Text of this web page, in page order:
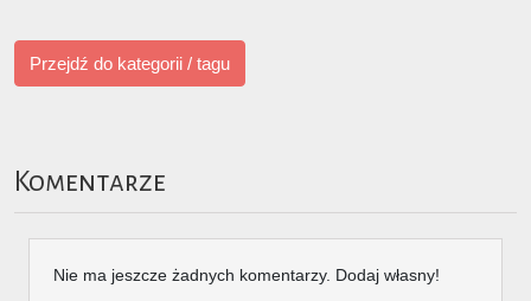
Przejdź do kategorii / tagu
Komentarze
Nie ma jeszcze żadnych komentarzy. Dodaj własny!